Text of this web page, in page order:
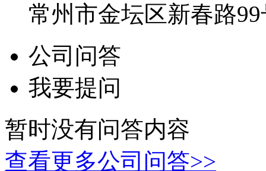
常州市金坛区新春路99
公司问答
我要提问
暂时没有问答内容
查看更多公司问答>>